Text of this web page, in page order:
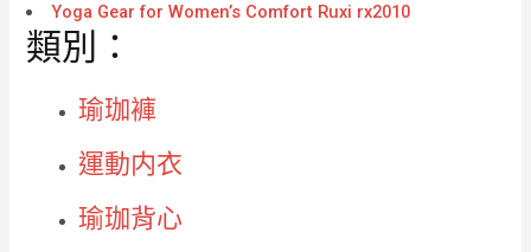
Yoga Gear for Women’s Comfort Ruxi rx2010
類別：
瑜珈褲
運動内衣
瑜珈背心